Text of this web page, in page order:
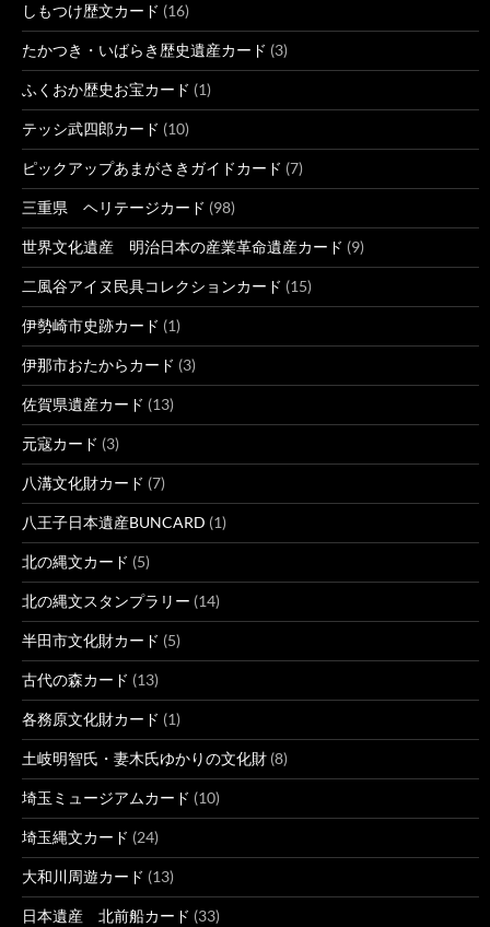
しもつけ歴文カード (16)
たかつき・いばらき歴史遺産カード (3)
ふくおか歴史お宝カード (1)
テッシ武四郎カード (10)
ピックアップあまがさきガイドカード (7)
三重県 ヘリテージカード (98)
世界文化遺産 明治日本の産業革命遺産カード (9)
二風谷アイヌ民具コレクションカード (15)
伊勢崎市史跡カード (1)
伊那市おたからカード (3)
佐賀県遺産カード (13)
元寇カード (3)
八溝文化財カード (7)
八王子日本遺産BUNCARD (1)
北の縄文カード (5)
北の縄文スタンプラリー (14)
半田市文化財カード (5)
古代の森カード (13)
各務原文化財カード (1)
土岐明智氏・妻木氏ゆかりの文化財 (8)
埼玉ミュージアムカード (10)
埼玉縄文カード (24)
大和川周遊カード (13)
日本遺産 北前船カード (33)